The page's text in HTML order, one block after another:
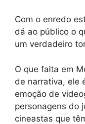
Com o enredo
dá ao público o
um verdadeiro
O que falta em
de narrativa, ele
emoção de
personagens do
cineastas que